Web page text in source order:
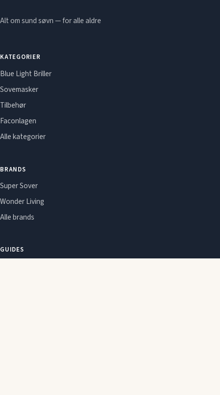
Alt om sund søvn — for alle aldre
KATEGORIER
Blue Light Briller
Sovemasker
Tilbehør
Faconlagen
Alle kategorier
BRANDS
Super Sover
Wonder Living
Alle brands
GUIDES